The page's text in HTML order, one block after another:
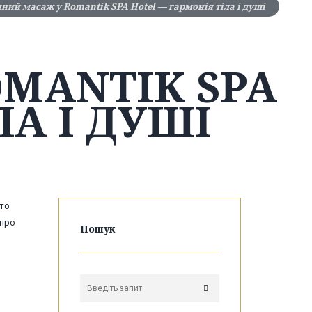
масаж у Romantik SPA Hotel — гармонія тіла і душі
SPA
І ДУШІ
Пошук